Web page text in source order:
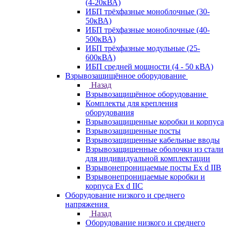
(4-20кВА)
ИБП трёхфазные моноблочные (30-
50кВА)
ИБП трёхфазные моноблочные (40-
500кВА)
ИБП трёхфазные модульные (25-
600кВА)
ИБП средней мощности (4 - 50 кВА)
Взрывозащищённое оборудование
Назад
Взрывозащищённое оборудование
Комплекты для крепления
оборудования
Взрывозащищенные коробки и корпуса
Взрывозащищенные посты
Взрывозащищенные кабельные вводы
Взрывозащищенные оболочки из стали
для индивидуальной комплектации
Взрывонепроницаемые посты Ex d IIB
Взрывонепроницаемые коробки и
корпуса Ex d IIС
Оборудование низкого и среднего
напряжения
Назад
Оборудование низкого и среднего